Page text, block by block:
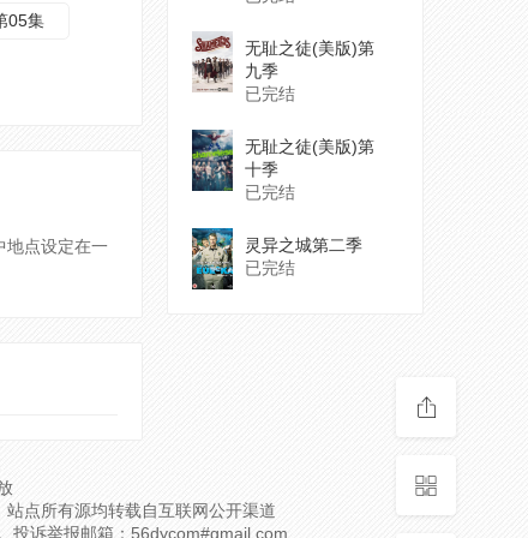
05集
地点设定在一
无耻之徒(美版)第
九季
已完结
无耻之徒(美版)第
十季
已完结
灵异之城第二季
已完结
点所有源均转载自互联网公开渠道
投诉举报邮箱：56dycom#gmail.com